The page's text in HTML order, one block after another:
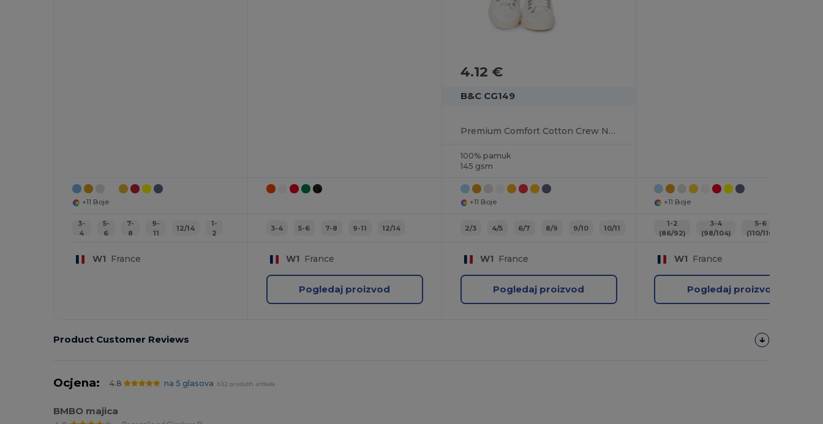
+11 Boje
3-
4
5-
6
7-
8
9-
11
12/14
1-
2
W1 France
3-4 5-6 7-8 9-11 12/14
W1 France
Pogledaj proizvod
4.12 €
B&C CG149
Premium Comfort Cotton Crew Neck Majica
100% pamuk
145 gsm
+11 Boje
2/3 4/5 6/7 8/9 9/10 10/11
W1 France
Pogledaj proizvod
+11 Boje
1-2
(86/92)
3-4
(98/104)
5-6
(110/116)
W1 France
Pogledaj proizvod
Product Customer Reviews
Ocjena: 4.8 na 5 glasova 632 prodatih artikala
BMBO majica